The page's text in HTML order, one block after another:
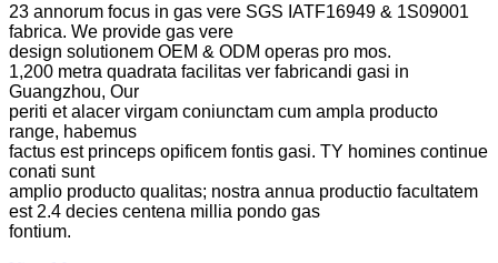
23 annorum focus in gas vere SGS IATF16949 & 1S09001
fabrica. We provide gas vere
design solutionem OEM & ODM operas pro mos.
1,200 metra quadrata facilitas ver fabricandi gasi in
Guangzhou, Our
periti et alacer virgam coniunctam cum ampla producto
range, habemus
factus est princeps opificem fontis gasi. TY homines continue
conati sunt
amplio producto qualitas; nostra annua productio facultatem
est 2.4 decies centena millia pondo gas
fontium.